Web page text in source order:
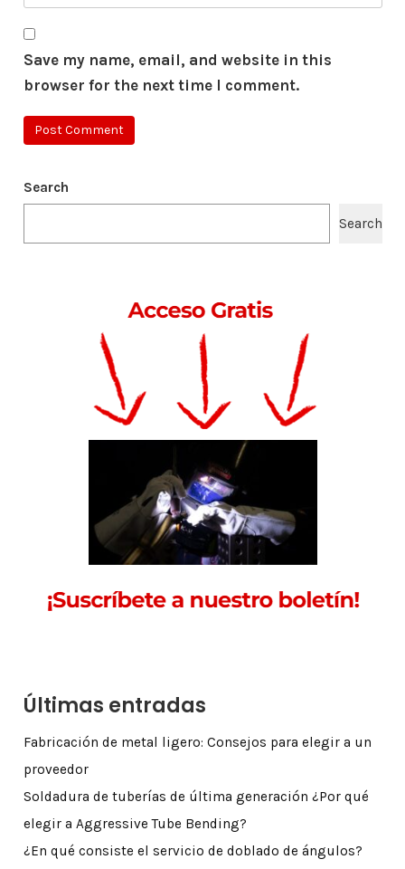
Save my name, email, and website in this
browser for the next time I comment.
Search
Search
Últimas entradas
Fabricación de metal ligero: Consejos para elegir a un
proveedor
Soldadura de tuberías de última generación ¿Por qué
elegir a Aggressive Tube Bending?
¿En qué consiste el servicio de doblado de ángulos?